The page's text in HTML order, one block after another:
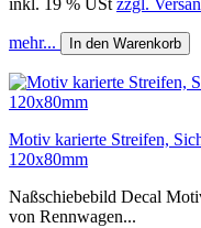
inkl. 19 % USt zzgl.
mehr... In den Warenkorb
Motiv karierte Streifen,
120x80mm
Naßschiebebild Decal
von Rennwagen...